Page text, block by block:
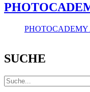
SUCHE
Suche